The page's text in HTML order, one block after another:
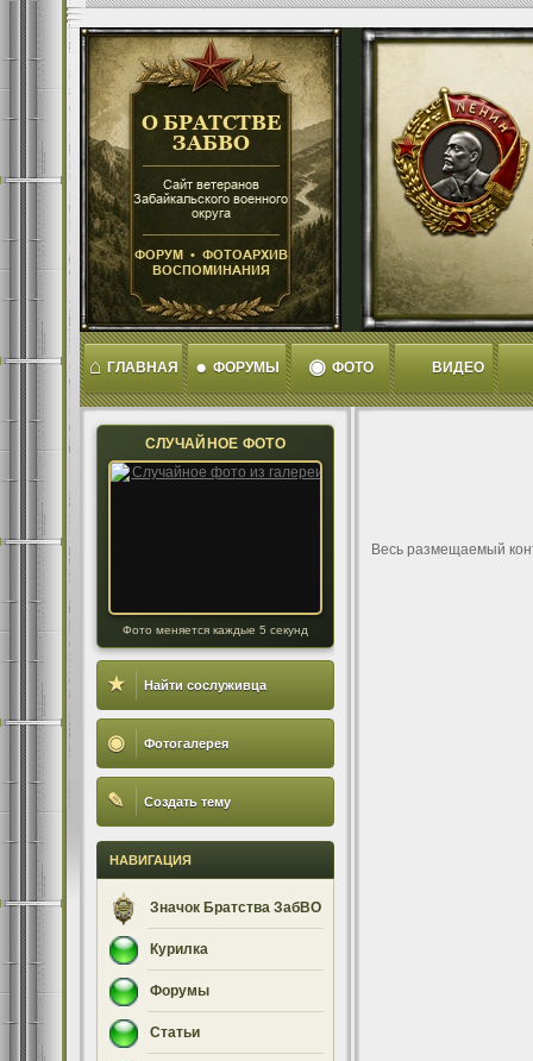
⌂ ГЛАВНАЯ ● ФОРУМЫ ◉ ФОТО ВИДЕО
СЛУЧАЙНОЕ ФОТО
Фото меняется каждые 5 секунд
★ Найти сослуживца
◉ Фотогалерея
✎ Создать тему
НАВИГАЦИЯ
Значок Братства ЗабВО
Курилка
Форумы
Статьи
Весь размещаемый